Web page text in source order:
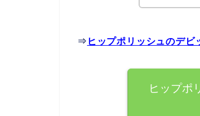
⇒ ヒップポリッシュのデ
ヒップポ